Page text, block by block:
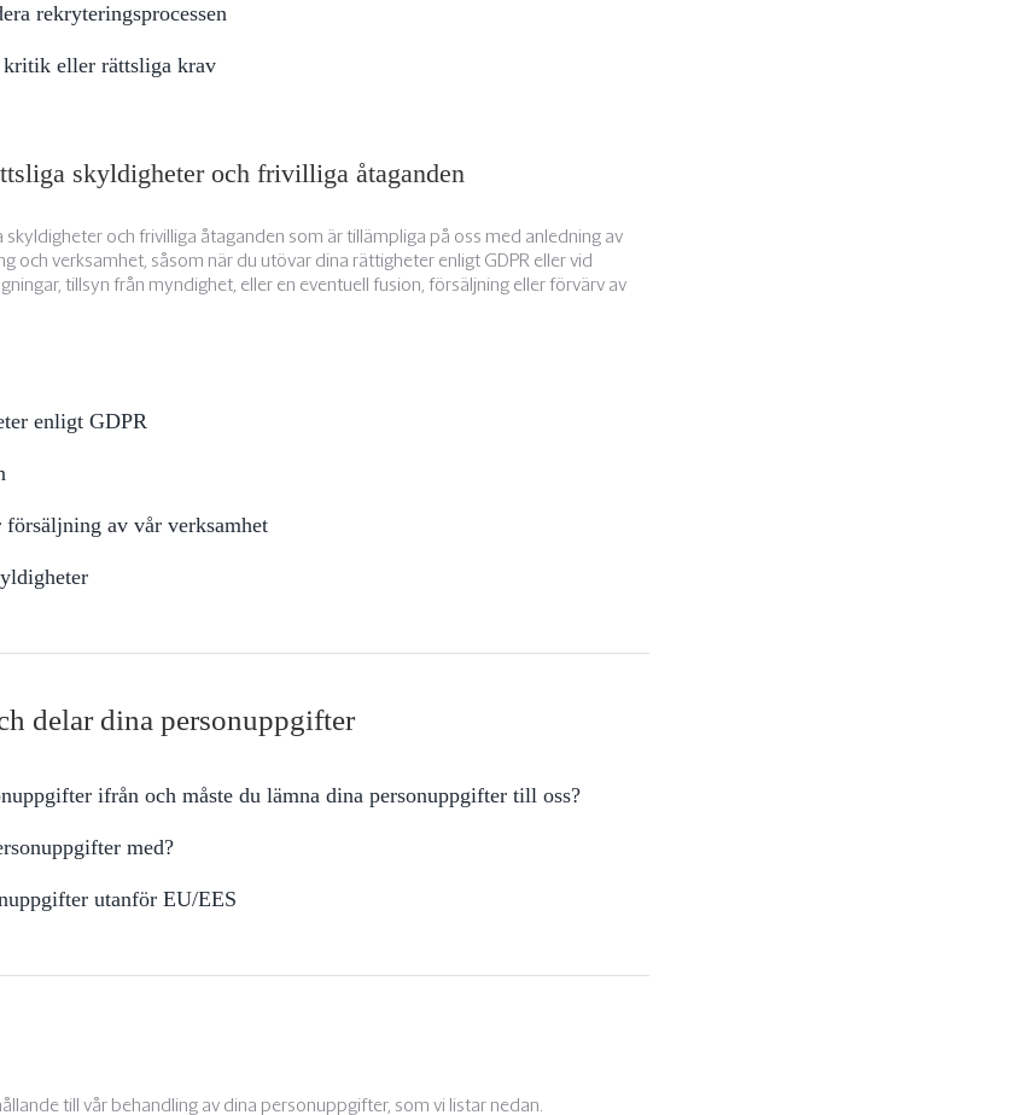
rekryteringsprocessen
kritik eller rättsliga krav
skyldigheter och frivilliga åtaganden
skyldigheter och frivilliga åtaganden som är tillämpliga på oss med anledning av
och verksamhet, såsom när du utövar dina rättigheter enligt GDPR eller vid
tillsyn från myndighet, eller en eventuell fusion, försäljning eller förvärv av
enligt GDPR
av vår verksamhet
delar dina personuppgifter
ifrån och måste du lämna dina personuppgifter till oss?
med?
utanför EU/EES
till vår behandling av dina personuppgifter, som vi listar nedan.